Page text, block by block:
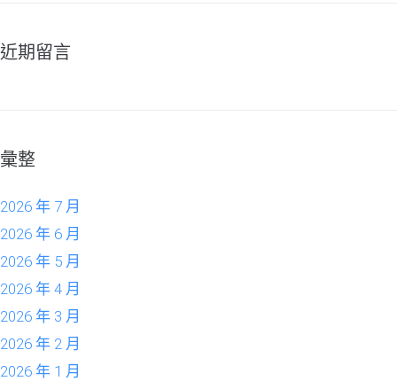
近期留言
彙整
2026 年 7 月
2026 年 6 月
2026 年 5 月
2026 年 4 月
2026 年 3 月
2026 年 2 月
2026 年 1 月